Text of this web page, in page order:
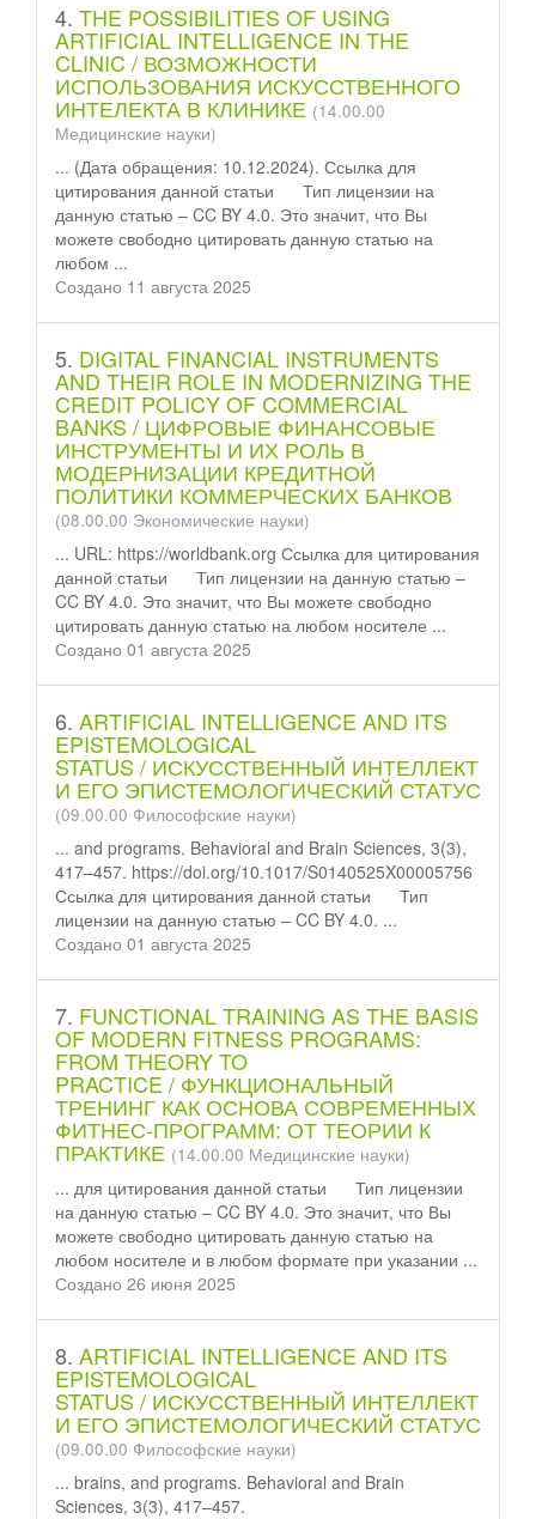
4. THE POSSIBILITIES OF USING
ARTIFICIAL INTELLIGENCE IN THE
CLINIC / ВОЗМОЖНОСТИ
ИСПОЛЬЗОВАНИЯ ИСКУССТВЕННОГО
ИНТЕЛЕКТА В КЛИНИКЕ (14.00.00
Медицинские науки)
... (Дата обращения: 10.12.2024). Ссылка для
цитирования данной статьи Тип лицензии на
данную статью – CC BY 4.0. Это значит, что Вы
можете свободно цитировать данную статью на
любом ...
Создано 11 августа 2025
5. DIGITAL FINANCIAL INSTRUMENTS
AND THEIR ROLE IN MODERNIZING THE
CREDIT POLICY OF COMMERCIAL
BANKS / ЦИФРОВЫЕ ФИНАНСОВЫЕ
ИНСТРУМЕНТЫ И ИХ РОЛЬ В
МОДЕРНИЗАЦИИ КРЕДИТНОЙ
ПОЛИТИКИ КОММЕРЧЕСКИХ БАНКОВ
(08.00.00 Экономические науки)
... URL: https://worldbank.org Ссылка для цитирования
данной статьи Тип лицензии на данную статью –
CC BY 4.0. Это значит, что Вы можете свободно
цитировать данную статью на любом носителе ...
Создано 01 августа 2025
6. ARTIFICIAL INTELLIGENCE AND ITS
EPISTEMOLOGICAL
STATUS / ИСКУССТВЕННЫЙ ИНТЕЛЛЕКТ
И ЕГО ЭПИСТЕМОЛОГИЧЕСКИЙ СТАТУС
(09.00.00 Философские науки)
... and programs. Behavioral and Brain Sciences, 3(3),
417–457. https://doi.org/10.1017/S0140525X00005756
Ссылка для цитирования данной статьи Тип
лицензии на данную статью – CC BY 4.0. ...
Создано 01 августа 2025
7. FUNCTIONAL TRAINING AS THE BASIS
OF MODERN FITNESS PROGRAMS:
FROM THEORY TO
PRACTICE / ФУНКЦИОНАЛЬНЫЙ
ТРЕНИНГ КАК ОСНОВА СОВРЕМЕННЫХ
ФИТНЕС-ПРОГРАММ: ОТ ТЕОРИИ К
ПРАКТИКЕ (14.00.00 Медицинские науки)
... для цитирования данной статьи Тип лицензии
на данную статью – CC BY 4.0. Это значит, что Вы
можете свободно цитировать данную статью на
любом носителе и в любом формате при указании ...
Создано 26 июня 2025
8. ARTIFICIAL INTELLIGENCE AND ITS
EPISTEMOLOGICAL
STATUS / ИСКУССТВЕННЫЙ ИНТЕЛЛЕКТ
И ЕГО ЭПИСТЕМОЛОГИЧЕСКИЙ СТАТУС
(09.00.00 Философские науки)
... brains, and programs. Behavioral and Brain
Sciences, 3(3), 417–457.